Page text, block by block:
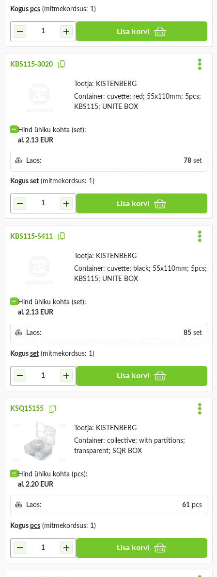
Kogus pcs(mitmekordsus: 1)
Lisa korvi
KBS115-3020
Tootja: KISTENBERG
Container: cuvette; red; 55x110mm; 5pcs;
KBS115; UNITE BOX
Hind ühiku kohta (set):
al. 2.13 EUR
Laos: 78set
Kogus set(mitmekordsus: 1)
Lisa korvi
KBS115-S411
Tootja: KISTENBERG
Container: cuvette; black; 55x110mm; 5pcs;
KBS115; UNITE BOX
Hind ühiku kohta (set):
al. 2.13 EUR
Laos: 85set
Kogus set(mitmekordsus: 1)
Lisa korvi
KSQ15155
Tootja: KISTENBERG
Container: collective; with partitions;
transparent; SQR BOX
Hind ühiku kohta (pcs):
al. 2.20 EUR
Laos: 61pcs
Kogus pcs(mitmekordsus: 1)
Lisa korvi